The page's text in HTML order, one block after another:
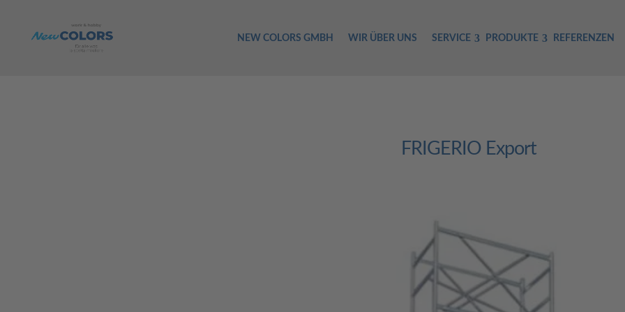
NEW COLORS GMBH WIR ÜBER UNS SERVICE PRODUKTE REFERENZEN
FRIGERIO Export